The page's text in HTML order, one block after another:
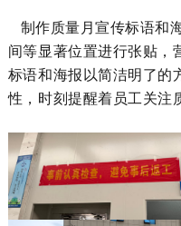
制作质量月宣传标语和
间等显著位置进行张贴，
标语和海报以简洁明了的
性，时刻提醒着员工关注